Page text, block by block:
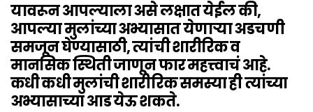
यावरून आपल्याला असे लक्षात येईल की,
आपल्या मुलांच्या अभ्यासात येणाऱ्या अडचणी
समजून घेण्यासाठी, त्यांची शारीरिक व
मानसिक स्थिती जाणून फार महत्त्वाचं आहे.
कधी कधी मुलांची शारीरिक समस्या ही त्यांच्या
अभ्यासाच्या आड येऊ शकते.